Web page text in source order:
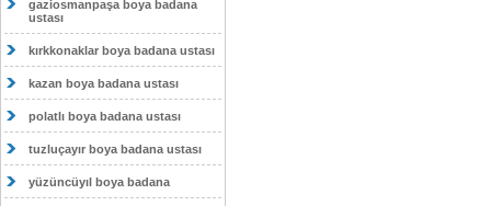
gaziosmanpaşa boya badana
ustası
kırkkonaklar boya badana ustası
kazan boya badana ustası
polatlı boya badana ustası
tuzluçayır boya badana ustası
yüzüncüyıl boya badana